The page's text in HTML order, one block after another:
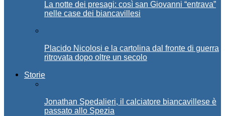
La notte dei presagi: così san Giovanni “entrava”
nelle case dei biancavillesi
Placido Nicolosi e la cartolina dal fronte di guerra
ritrovata dopo oltre un secolo
Storie
Jonathan Spedalieri, il calciatore biancavillese è
passato allo Spezia